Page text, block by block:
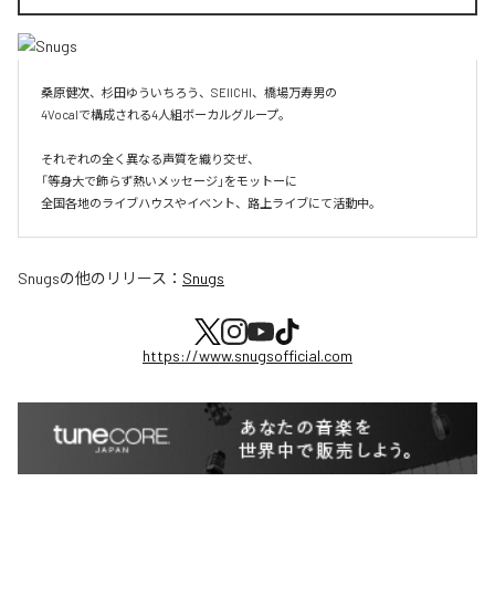
桑原健次、杉田ゆういちろう、SEIICHI、橋場万寿男の
4Vocalで構成される4人組ボーカルグループ。
それぞれの全く異なる声質を織り交ぜ、
「等身大で飾らず熱いメッセージ」をモットーに
全国各地のライブハウスやイベント、路上ライブにて活動中。
Snugsの他のリリース： Snugs
https://www.snugsofficial.com